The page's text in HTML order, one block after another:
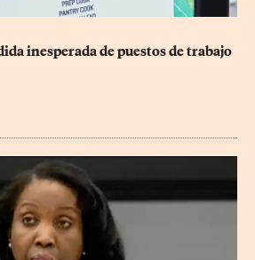
inesperada de puestos de trabajo